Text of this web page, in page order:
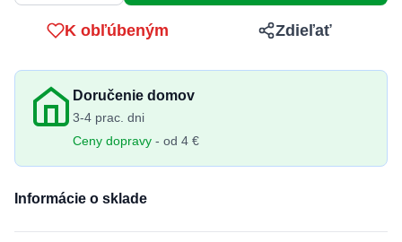
K obľúbeným Zdieľať
Doručenie domov
3-4 prac. dni
Ceny dopravy - od 4 €
Informácie o sklade